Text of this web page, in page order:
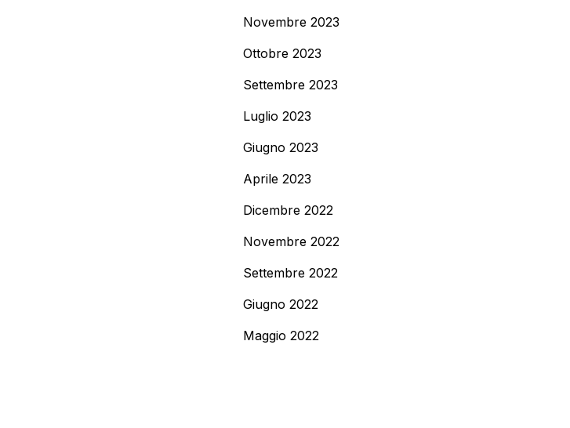
Novembre 2023
Ottobre 2023
Settembre 2023
Luglio 2023
Giugno 2023
Aprile 2023
Dicembre 2022
Novembre 2022
Settembre 2022
Giugno 2022
Maggio 2022